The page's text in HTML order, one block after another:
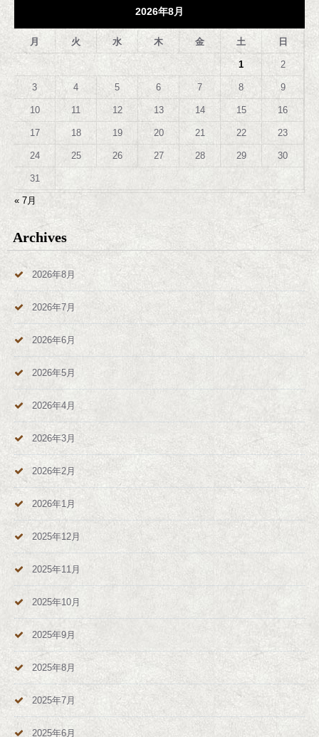
2026年8月
月 火 水 木 金 土 日
1 2
3 4 5 6 7 8 9
10 11 12 13 14 15 16
17 18 19 20 21 22 23
24 25 26 27 28 29 30
31
« 7月
Archives
2026年8月
2026年7月
2026年6月
2026年5月
2026年4月
2026年3月
2026年2月
2026年1月
2025年12月
2025年11月
2025年10月
2025年9月
2025年8月
2025年7月
2025年6月